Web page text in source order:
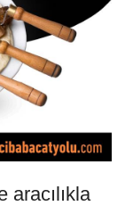
aracılıkla